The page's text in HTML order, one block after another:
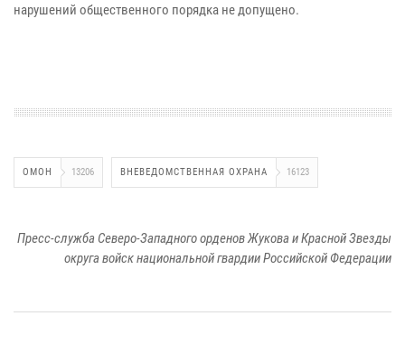
нарушений общественного порядка не допущено.
ОМОН 13206 ВНЕВЕДОМСТВЕННАЯ ОХРАНА 16123
Пресс-служба Северо-Западного орденов Жукова и Красной Звезды
округа войск национальной гвардии Российской Федерации